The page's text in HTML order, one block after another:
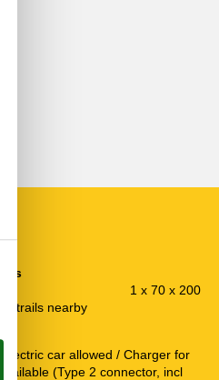
1 x 70 x 200
trails nearby
electric car allowed / Charger for
(Type 2 connector, incl